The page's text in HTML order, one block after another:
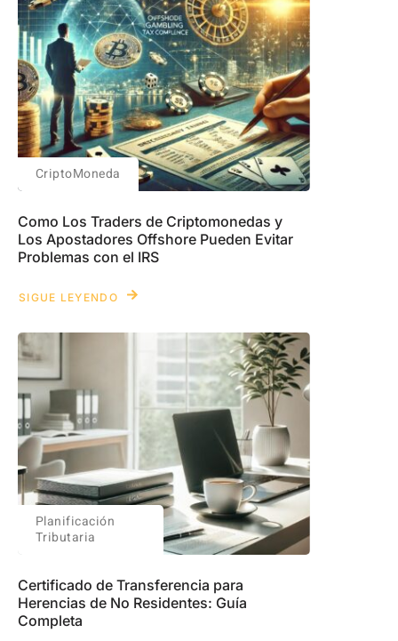
CriptoMoneda
Como Los Traders de Criptomonedas y
Los Apostadores Offshore Pueden Evitar
Problemas con el IRS
SIGUE LEYENDO
Planificación
Tributaria
Certificado de Transferencia para
Herencias de No Residentes: Guía
Completa